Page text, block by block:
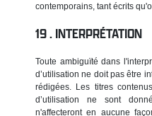
contemporains, tant écrits
INTERPRÉTATION
Toute ambiguïté dans
d’utilisation ne doit pas être
rédigées. Les titres
d’utilisation ne sont
n'affecteront en aucune